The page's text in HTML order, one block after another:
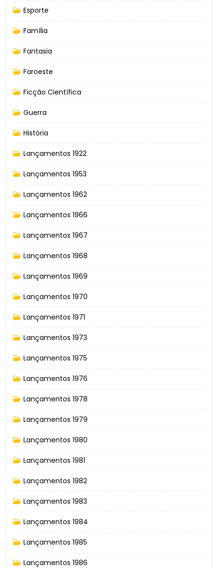
Esporte
Família
Fantasia
Faroeste
Ficção Científica
Guerra
História
Lançamentos 1922
Lançamentos 1953
Lançamentos 1962
Lançamentos 1966
Lançamentos 1967
Lançamentos 1968
Lançamentos 1969
Lançamentos 1970
Lançamentos 1971
Lançamentos 1973
Lançamentos 1975
Lançamentos 1976
Lançamentos 1978
Lançamentos 1979
Lançamentos 1980
Lançamentos 1981
Lançamentos 1982
Lançamentos 1983
Lançamentos 1984
Lançamentos 1985
Lançamentos 1986